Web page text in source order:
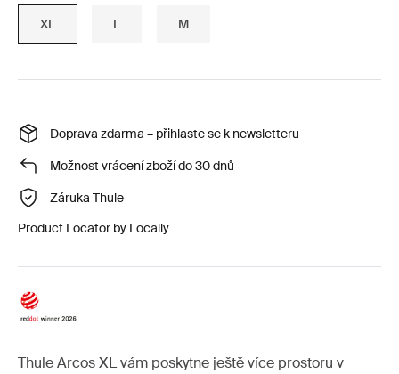
XL L M
Doprava zdarma – přihlaste se k newsletteru
Možnost vrácení zboží do 30 dnů
Záruka Thule
Product Locator by Locally
Thule Arcos XL vám poskytne ještě více prostoru v